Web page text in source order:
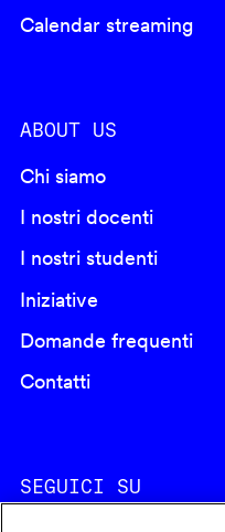
Calendar streaming
ABOUT US
Chi siamo
I nostri docenti
I nostri studenti
Iniziative
Domande frequenti
Contatti
SEGUICI SU